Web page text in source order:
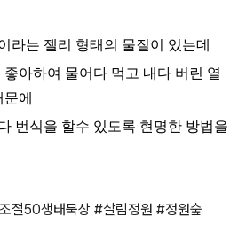
라는 젤리 형태의 물질이 있는데
아하여 물어다 먹고 내다 버린 열
에
번식을 할수 있도록 현명한 방법을
절50생태묵상 #살림정원 #정원숲